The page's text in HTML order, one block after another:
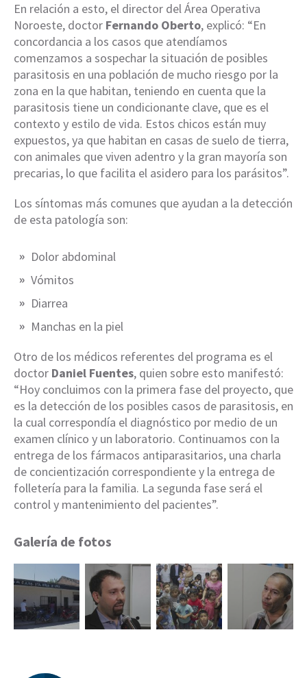
En relación a esto, el director del Área Operativa
Noroeste, doctor Fernando Oberto, explicó: “En
concordancia a los casos que atendíamos
comenzamos a sospechar la situación de posibles
parasitosis en una población de mucho riesgo por la
zona en la que habitan, teniendo en cuenta que la
parasitosis tiene un condicionante clave, que es el
contexto y estilo de vida. Estos chicos están muy
expuestos, ya que habitan en casas de suelo de tierra,
con animales que viven adentro y la gran mayoría son
precarias, lo que facilita el asidero para los parásitos”.
Los síntomas más comunes que ayudan a la detección
de esta patología son:
Dolor abdominal
Vómitos
Diarrea
Manchas en la piel
Otro de los médicos referentes del programa es el
doctor Daniel Fuentes, quien sobre esto manifestó:
“Hoy concluimos con la primera fase del proyecto, que
es la detección de los posibles casos de parasitosis, en
la cual correspondía el diagnóstico por medio de un
examen clínico y un laboratorio. Continuamos con la
entrega de los fármacos antiparasitarios, una charla
de concientización correspondiente y la entrega de
folletería para la familia. La segunda fase será el
control y mantenimiento del pacientes”.
Galería de fotos